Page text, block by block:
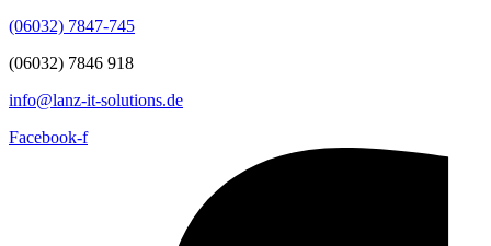
(06032) 7847-745
(06032) 7846 918
info@lanz-it-solutions.de
Facebook-f